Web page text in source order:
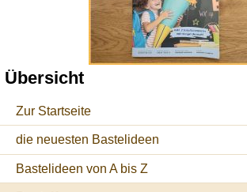
Übersicht
Zur Startseite
die neuesten Bastelideen
Bastelideen von A bis Z